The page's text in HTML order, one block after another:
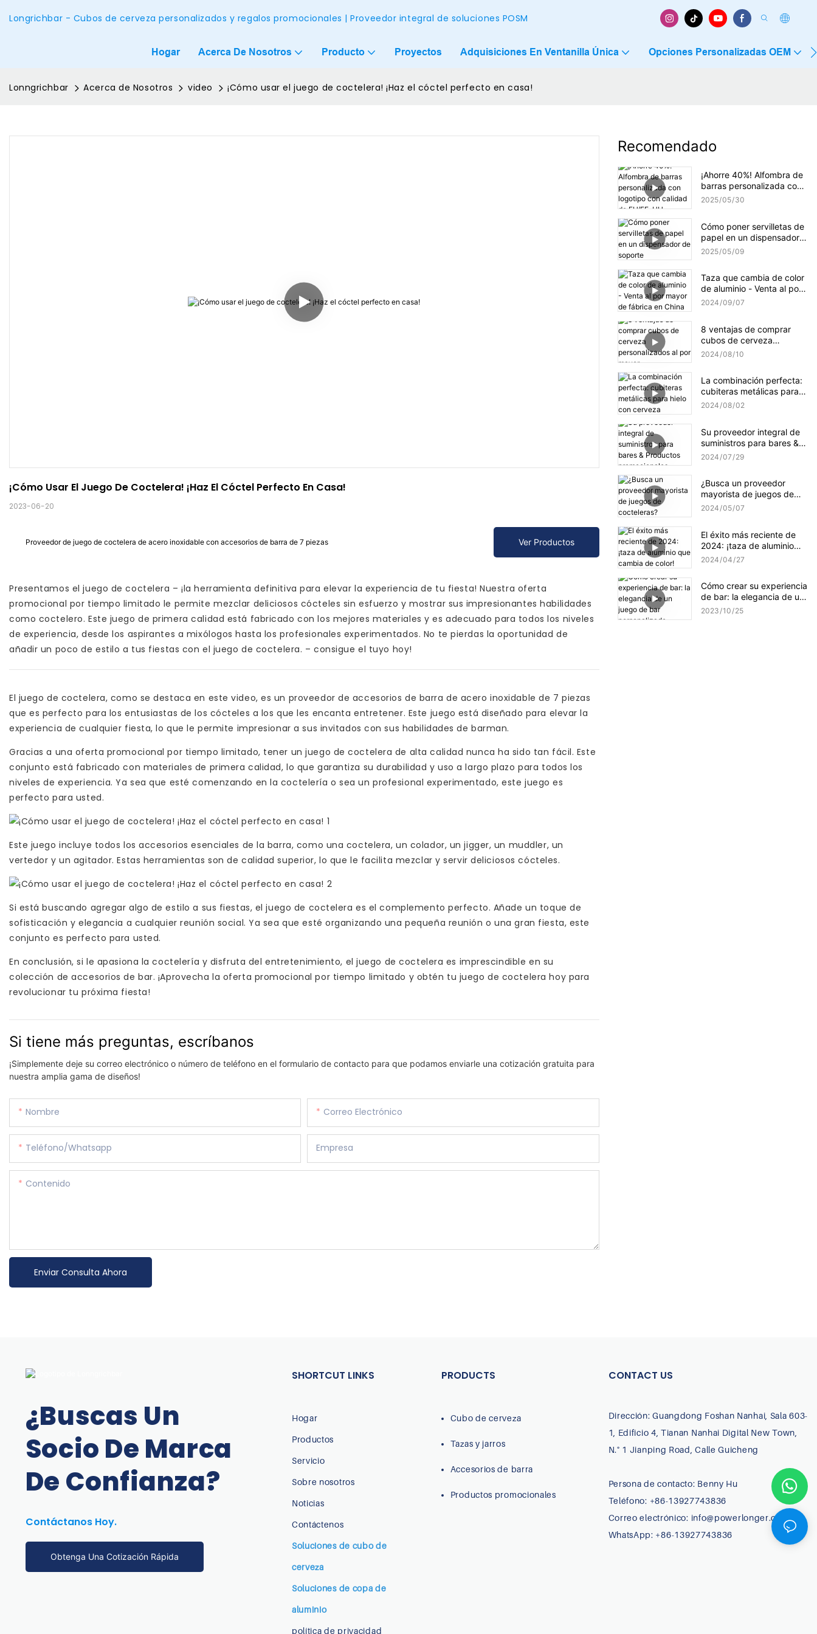
Longrichbar - Cubos de cerveza personalizados y regalos promocionales | Proveedor integral de soluciones POSM
Hogar Acerca De Nosotros Producto Proyectos Adquisiciones En Ventanilla Única Opciones Personalizadas OEM
Lonngrichbar Acerca de Nosotros video ¡Cómo usar el juego de coctelera! ¡Haz el cóctel perfecto en casa!
¡Cómo Usar El Juego De Coctelera! ¡Haz El Cóctel Perfecto En Casa!
2023-06-20
Proveedor de juego de coctelera de acero inoxidable con accesorios de barra de 7 piezas Ver Productos
Presentamos el juego de coctelera – ¡la herramienta definitiva para elevar la experiencia de tu fiesta! Nuestra oferta
promocional por tiempo limitado le permite mezclar deliciosos cócteles sin esfuerzo y mostrar sus impresionantes habilidades
como coctelero. Este juego de primera calidad está fabricado con los mejores materiales y es adecuado para todos los niveles
de experiencia, desde los aspirantes a mixólogos hasta los profesionales experimentados. No te pierdas la oportunidad de
añadir un poco de estilo a tus fiestas con el juego de coctelera. – consigue el tuyo hoy!
El juego de coctelera, como se destaca en este video, es un proveedor de accesorios de barra de acero inoxidable de 7 piezas
que es perfecto para los entusiastas de los cócteles a los que les encanta entretener. Este juego está diseñado para elevar la
experiencia de cualquier fiesta, lo que le permite impresionar a sus invitados con sus habilidades de barman.
Gracias a una oferta promocional por tiempo limitado, tener un juego de coctelera de alta calidad nunca ha sido tan fácil. Este
conjunto está fabricado con materiales de primera calidad, lo que garantiza su durabilidad y uso a largo plazo para todos los
niveles de experiencia. Ya sea que esté comenzando en la coctelería o sea un profesional experimentado, este juego es
perfecto para usted.
Este juego incluye todos los accesorios esenciales de la barra, como una coctelera, un colador, un jigger, un muddler, un
vertedor y un agitador. Estas herramientas son de calidad superior, lo que le facilita mezclar y servir deliciosos cócteles.
Si está buscando agregar algo de estilo a sus fiestas, el juego de coctelera es el complemento perfecto. Añade un toque de
sofisticación y elegancia a cualquier reunión social. Ya sea que esté organizando una pequeña reunión o una gran fiesta, este
conjunto es perfecto para usted.
En conclusión, si le apasiona la coctelería y disfruta del entretenimiento, el juego de coctelera es imprescindible en su
colección de accesorios de bar. ¡Aprovecha la oferta promocional por tiempo limitado y obtén tu juego de coctelera hoy para
revolucionar tu próxima fiesta!
Si tiene más preguntas, escríbanos
¡Simplemente deje su correo electrónico o número de teléfono en el formulario de contacto para que podamos enviarle una cotización gratuita para
nuestra amplia gama de diseños!
Nombre Correo Electrónico
Teléfono/whatsapp Empresa
Contenido
Enviar Consulta Ahora
Recomendado
¡Ahorre 40%! Alfombra de
barras personalizada con
logotipo con calidad de
2025 05 30
Cómo poner servilletas de
papel en un dispensador
de soporte
2025 05 09
Taza que cambia de color
de aluminio - Venta al por
mayor de fábrica en China
2024 09 07
8 ventajas de comprar
cubos de cerveza
personalizados al por
2024 08 10
La combinación perfecta:
cubiteras metálicas para
hielo con cerveza
2024 08 02
Su proveedor integral de
suministros para bares &
Productos promocionales
2024 07 29
¿Busca un proveedor
mayorista de juegos de
cocteleras?
2024 05 07
El éxito más reciente de
2024: ¡taza de aluminio
que cambia de color!
2024 04 27
Cómo crear su experiencia
de bar: la elegancia de un
juego de bar
2023 10 25
¿Buscas Un
Socio De Marca
De Confianza?
Contáctanos Hoy.
Obtenga Una Cotización Rápida
SHORTCUT LINKS
Hogar
Productos
Servicio
Sobre nosotros
Noticias
Contáctenos
Soluciones de cubo de
cerveza
Soluciones de copa de
aluminio
política de privacidad
PRODUCTS
Cubo de cerveza
Tazas y jarros
Accesorios de barra
Productos promocionales
CONTACT US
Dirección: Guangdong Foshan Nanhai, Sala 603-
1, Edificio 4, Tianan Nanhai Digital New Town,
N.° 1 Jianping Road, Calle Guicheng
Persona de contacto: Benny Hu
Teléfono: +86-13927743836
Correo electrónico: info@powerlonger.com
WhatsApp: +86-13927743836